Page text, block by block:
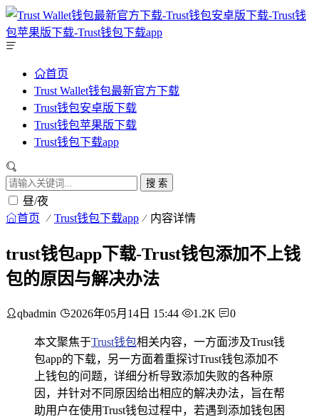
首页
Trust Wallet钱包最新官方下载
Trust钱包安卓版下载
Trust钱包苹果版下载
Trust钱包下载app
搜 索
昼/夜
首页 Trust钱包下载app 内容详情
trust钱包app下载-Trust钱包添加不上钱
包的原因与解决办法
qbadmin 2026年05月14日 15:44 1.2K 0
本文聚焦于Trust钱包相关内容，一方面涉及Trust钱
包app的下载，另一方面着重探讨Trust钱包添加不
上钱包的问题，详细分析导致添加失败的各种原
因，并针对不同原因给出相应的解决办法，旨在帮
助用户在使用Trust钱包过程中，若遇到添加钱包困